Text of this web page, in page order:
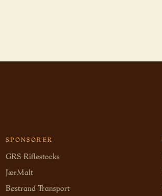
SPONSORER
GRS Riflestocks
JærMalt
Bøstrand Transport